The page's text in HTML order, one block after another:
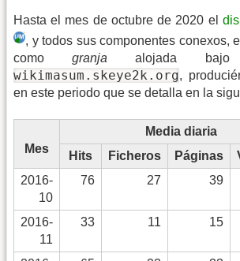
Hasta el mes de octubre de 2020 el
, y todos sus componentes conexos,
comogranja alojada bajo
wikimasum.skeye2k.org,
en este periodo que se detalla en la
Mes
Media diaria
Hits
Ficheros Páginas
2016-
10
76 27 39
2016-
11
33 11 15